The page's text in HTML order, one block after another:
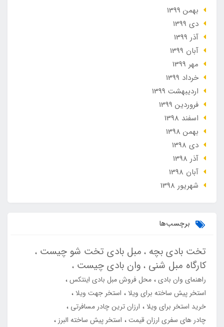
بهمن 1399
دی 1399
آذر 1399
آبان 1399
مهر 1399
خرداد 1399
ارديبهشت 1399
فروردین 1399
اسفند 1398
بهمن 1398
دی 1398
آذر 1398
آبان 1398
شهریور 1398
برچسب‌ها
تخت بادی بچه مبل بادی تخت شو چیست
کارگاه مبل شنی وان بادی چیست
راهنمای وان بادی محل فروش مبل بادی اینتکس
استخر پیش ساخته برای ویلا
استخر جهت ویلا
خرید استخر برای ویلا
ارزان ترین چادر مسافرتی
چادر های سفری ارزان قیمت
استخر پیش ساخته البرز